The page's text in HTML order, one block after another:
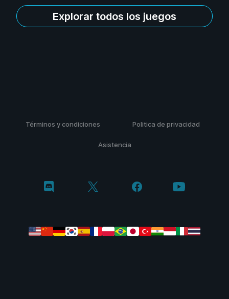
Explorar todos los juegos
Términos y condiciones Politica de privacidad
Asistencia